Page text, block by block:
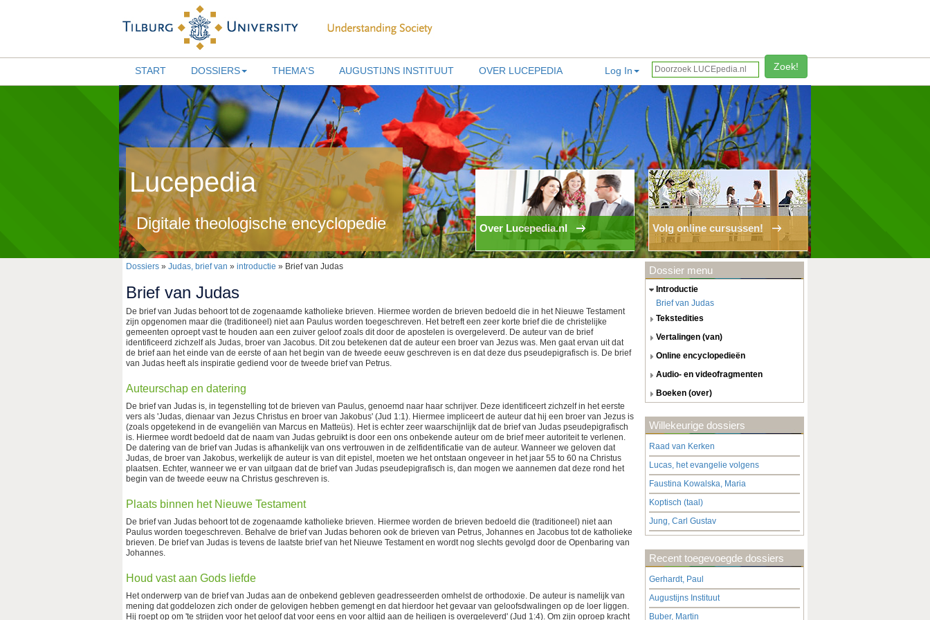
Zoek!
Log In
START DOSSIERS THEMA'S AUGUSTIJNS INSTITUUT OVER LUCEPEDIA
Lucepedia
Digitale theologische encyclopedie Volg online cursussen!
Over Lucepedia.nl
Dossiers » Judas, brief van » introductie » Brief van Judas
Brief van Judas
De brief van Judas behoort tot de zogenaamde katholieke brieven. Hiermee worden de brieven bedoeld die in het Nieuwe Testament
zijn opgenomen maar die (traditioneel) niet aan Paulus worden toegeschreven. Het betreft een zeer korte brief die de christelijke
gemeenten oproept vast te houden aan een zuiver geloof zoals dit door de apostelen is overgeleverd. De auteur van de brief
identificeerd zichzelf als Judas, broer van Jacobus. Dit zou betekenen dat de auteur een broer van Jezus was. Men gaat ervan uit dat
de brief aan het einde van de eerste of aan het begin van de tweede eeuw geschreven is en dat deze dus pseudepigrafisch is. De brief
van Judas heeft als inspiratie gediend voor de tweede brief van Petrus.
Auteurschap en datering
De brief van Judas is, in tegenstelling tot de brieven van Paulus, genoemd naar haar schrijver. Deze identificeert zichzelf in het eerste
vers als 'Judas, dienaar van Jezus Christus en broer van Jakobus' (Jud 1:1). Hiermee impliceert de auteur dat hij een broer van Jezus is
(zoals opgetekend in de evangeliën van Marcus en Matteüs). Het is echter zeer waarschijnlijk dat de brief van Judas pseudepigrafisch
is. Hiermee wordt bedoeld dat de naam van Judas gebruikt is door een ons onbekende auteur om de brief meer autoriteit te verlenen.
De datering van de brief van Judas is afhankelijk van ons vertrouwen in de zelfidentificatie van de auteur. Wanneer we geloven dat
Judas, de broer van Jakobus, werkelijk de auteur is van dit epistel, moeten we het ontstaan ongeveer in het jaar 55 to 60 na Christus
plaatsen. Echter, wanneer we er van uitgaan dat de brief van Judas pseudepigrafisch is, dan mogen we aannemen dat deze rond het
begin van de tweede eeuw na Christus geschreven is.
Plaats binnen het Nieuwe Testament
De brief van Judas behoort tot de zogenaamde katholieke brieven. Hiermee worden de brieven bedoeld die (traditioneel) niet aan
Paulus worden toegeschreven. Behalve de brief van Judas behoren ook de brieven van Petrus, Johannes en Jacobus tot de katholieke
brieven. De brief van Judas is tevens de laatste brief van het Nieuwe Testament en wordt nog slechts gevolgd door de Openbaring van
Johannes.
Houd vast aan Gods liefde
Het onderwerp van de brief van Judas aan de onbekend gebleven geadresseerden omhelst de orthodoxie. De auteur is namelijk van
mening dat goddelozen zich onder de gelovigen hebben gemengt en dat hierdoor het gevaar van geloofsdwalingen op de loer liggen.
Hij roept op om 'te strijden voor het geloof dat voor eens en voor altijd aan de heiligen is overgeleverd' (Jud 1:4). Om zijn oproep kracht
Dossier menu
introductie
Brief van Judas
tekstedities
vertalingen (van)
online encyclopedieën
audio- en videofragmenten
boeken (over)
Willekeurige dossiers
Raad van Kerken
Lucas, het evangelie volgens
Faustina Kowalska, Maria
Koptisch (taal)
Jung, Carl Gustav
Recent toegevoegde dossiers
Gerhardt, Paul
Augustijns Instituut
Buber, Martin